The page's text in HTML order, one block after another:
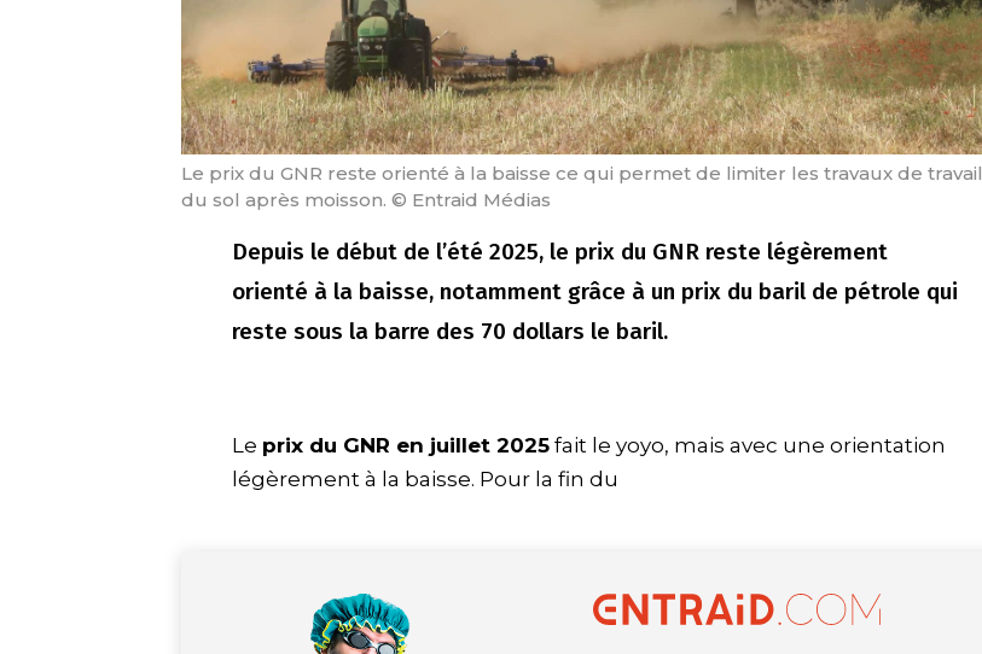
Le prix du GNR reste orienté à la baisse ce qui permet de limiter les travaux de travail
du sol après moisson. © Entraid Médias
Depuis le début de l’été 2025, le prix du GNR reste légèrement
orienté à la baisse, notamment grâce à un prix du baril de pétrole qui
reste sous la barre des 70 dollars le baril.
Le prix du GNR en juillet 2025 fait le yoyo, mais avec une orientation
légèrement à la baisse. Pour la fin du